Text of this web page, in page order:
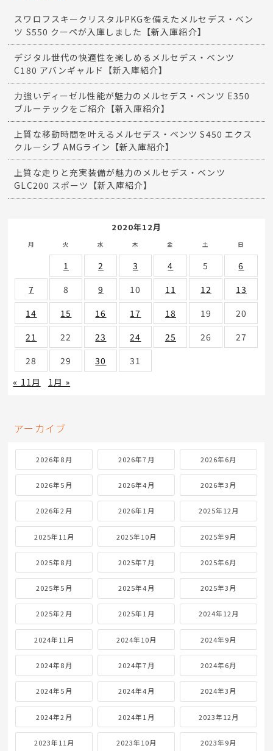
スワロフスキークリスタルPKGを備えたメルセデス・ベン
ツ S550 クーペが入庫しました【新入庫紹介】
デジタル世代の快適性を楽しめるメルセデス・ベンツ
C180 アバンギャルド【新入庫紹介】
力強いディーゼル性能が魅力のメルセデス・ベンツ E350
ブルーテックをご紹介【新入庫紹介】
上質な移動時間を叶えるメルセデス・ベンツ S450 エクス
クルーシブ AMGライン【新入庫紹介】
上質な走りと充実装備が魅力のメルセデス・ベンツ
GLC200 スポーツ【新入庫紹介】
2020年12月
月 火 水 木 金 土 日
1 2 3 4 5
6
7
8 9 10 11 12
13
14
15 16 17 18 19
20
21
22 23 24 25 26
27
28
29 30
31
« 11月
1月 »
アーカイブ
2026年8月 2026年7月 2026年6月
2026年5月 2026年4月 2026年3月
2026年2月 2026年1月 2025年12月
2025年11月 2025年10月 2025年9月
2025年8月 2025年7月 2025年6月
2025年5月 2025年4月 2025年3月
2025年2月 2025年1月 2024年12月
2024年11月 2024年10月 2024年9月
2024年8月 2024年7月 2024年6月
2024年5月 2024年4月 2024年3月
2024年2月 2024年1月 2023年12月
2023年11月 2023年10月 2023年9月